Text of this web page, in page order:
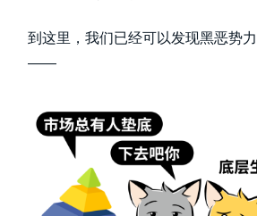
到这里，我们已经可以发现黑恶势
——